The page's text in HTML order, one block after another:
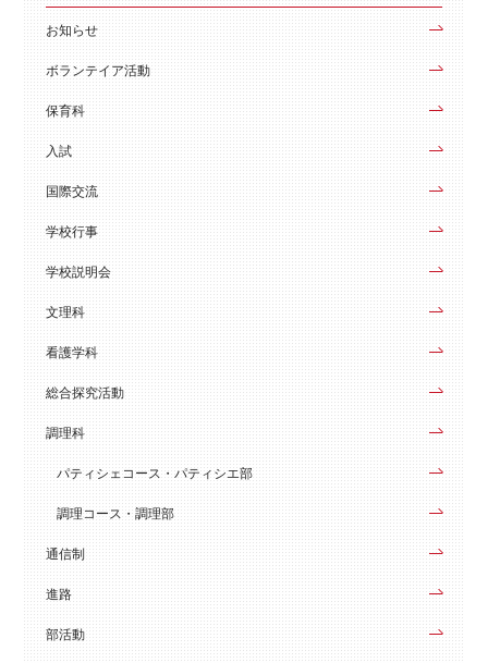
お知らせ
ボランテイア活動
保育科
入試
国際交流
学校行事
学校説明会
文理科
看護学科
総合探究活動
調理科
パティシェコース・パティシエ部
調理コース・調理部
通信制
進路
部活動